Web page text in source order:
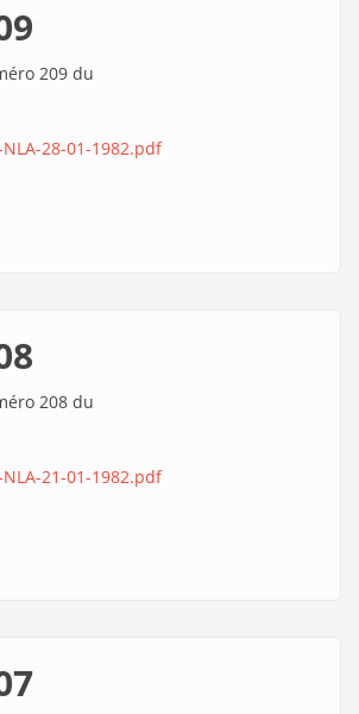
209 du
28-01-1982.pdf
208 du
NLA-21-01-1982.pdf